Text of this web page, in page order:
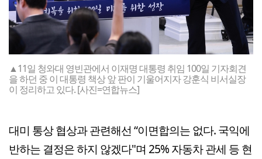
▲11일 청와대 영빈관에서 이재명 대통령 취임 100일 기자회견
을 하던 중 이 대통령 책상 앞 판이 기울어지자 강훈식 비서실장
이 정리하고 있다. [사진=연합뉴스]
대미 통상 협상과 관련해선 “이면합의는 없다. 국익에
반하는 결정은 하지 않겠다"며 25% 자동차 관세 등 현